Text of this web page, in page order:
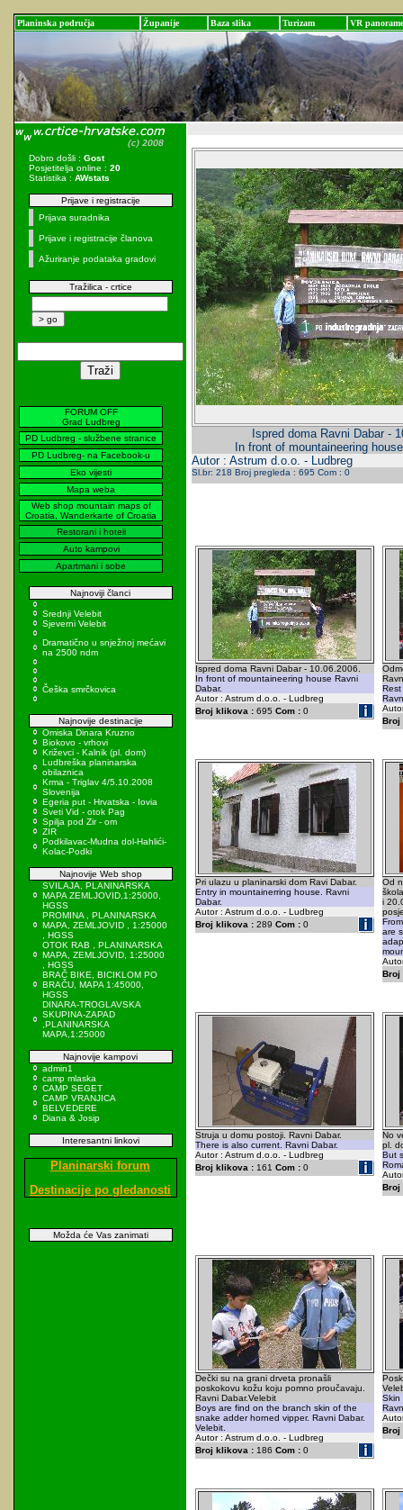
Planinska područja Županije Baza slika Turizam VR panorame
Dobro došli : Gost
Posjetitelja online : 20
Statistika : AWstats
Prijave i registracije
Prijava suradnika
Prijave i registracije članova
Ažuriranje podataka gradovi
Tražilica - crtice
FORUM OFF
Grad Ludbreg
PD Ludbreg - službene stranice
PD Ludbreg- na Facebook-u
Eko vijesti
Mapa weba
Web shop mountain maps of
Croatia, Wanderkarte of Croatia
Restorani i hoteli
Auto kampovi
Apartmani i sobe
Najnoviji članci
Srednji Velebit
Sjeverni Velebit
Dramatično u snježnoj mećavi
na 2500 ndm
Češka smrčkovica
Najnovije destinacije
Omiska Dinara Kruzno
Biokovo - vrhovi
Križevci - Kalnik (pl. dom)
Ludbreška planinarska
obilaznica
Krma - Triglav 4/5.10.2008
Slovenija
Egeria put - Hrvatska - Iovia
Sveti Vid - otok Pag
Spilja pod Zir - om
ZIR
Podkilavac-Mudna dol-Hahlići-
Kolac-Podki
Najnovije Web shop
SVILAJA, PLANINARSKA
MAPA ZEMLJOVID,1:25000,
HGSS
PROMINA , PLANINARSKA
MAPA, ZEMLJOVID , 1:25000
, HGSS
OTOK RAB , PLANINARSKA
MAPA, ZEMLJOVID, 1:25000
, HGSS
BRAČ BIKE, BICIKLOM PO
BRAČU, MAPA 1:45000,
HGSS
DINARA-TROGLAVSKA
SKUPINA-ZAPAD
,PLANINARSKA
MAPA,1:25000
Najnovije kampovi
admin1
camp mlaska
CAMP SEGET
CAMP VRANJICA
BELVEDERE
Diana & Josip
Interesantni linkovi
Planinarski forum
Destinacije po gledanosti
Možda će Vas zanimati
Ispred doma Ravni Dabar -
In front of mountaineering
Autor : Astrum d.o.o. - Ludbreg
Sl.br: 218 Broj pregleda : 695 Com : 0
Ispred doma Ravni Dabar - 10.06.2006.
In front of mountaineering house Ravni
Dabar.
Autor : Astrum d.o.o. - Ludbreg
Broj klikova :695 Com :0
Broj
Pri ulazu u planinarski dom Ravi Dabar.
Entry in mountainerring house. Ravni
Dabar.
Autor : Astrum d.o.o. - Ludbreg
Broj klikova :289 Com :0
Od
i
are
Broj
Struja u domu postoji. Ravni Dabar.
There is also current. Ravni Dabar.
Autor : Astrum d.o.o. - Ludbreg
Broj klikova :161 Com :0
No
pl.
But
Broj
Dečki su na grani drveta pronašli
poskokovu kožu koju pomno proučavaju.
Ravni Dabar.Velebit
Boys are find on the branch skin of the
snake adder horned vipper. Ravni Dabar.
Velebit.
Autor : Astrum d.o.o. - Ludbreg
Broj klikova :186 Com :0
Skin
Broj